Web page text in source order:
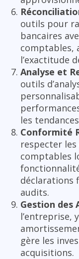
outils pour
bancaires
comptables,
l’exactitude
Analyse et
outils
les
Conformité
respecter les
comptables
déclarations
audits.
Gestion des
l’entreprise,
gère les
acquisitions.